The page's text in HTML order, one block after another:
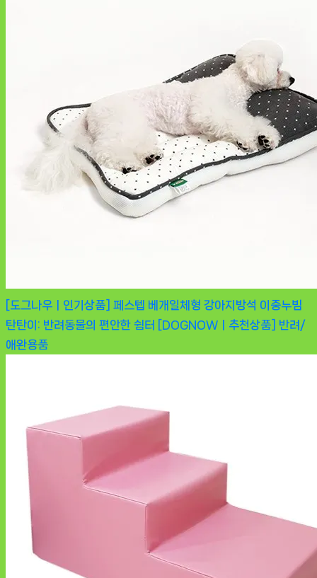
[도그나우ㅣ인기상품] 페스텝 베개일체형 강아지방석 이중누빔
탄탄이: 반려동물의 편안한 쉼터 [DOGNOWㅣ추천상품] 반려/
애완용품